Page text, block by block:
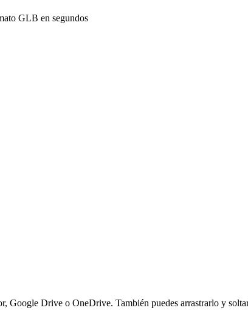
GLB en segundos
Google Drive o OneDrive. También puedes arrastrarlo y